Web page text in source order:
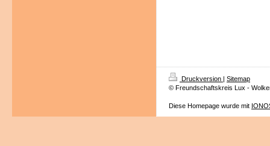
Druckversion | Sitemap
© Freundschaftskreis Lux -
Diese Homepage wurde mit